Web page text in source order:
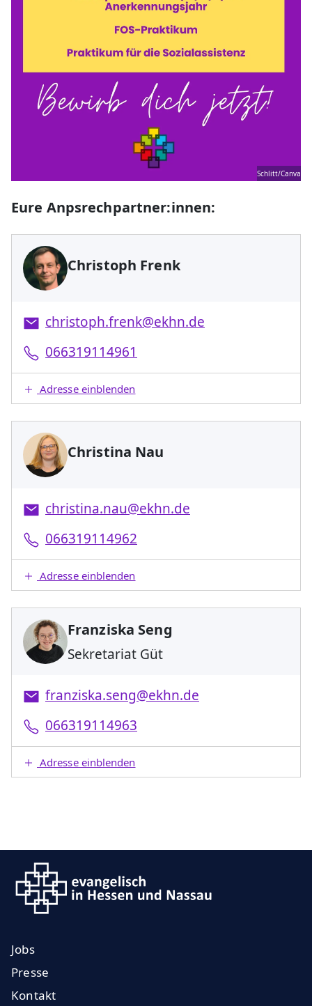
Schlitt/Canva
Eure Anpsrechpartner:innen:
Christoph Frenk
christoph.frenk@ekhn.de
066319114961
Adresse einblenden
Christina Nau
christina.nau@ekhn.de
066319114962
Adresse einblenden
Franziska Seng
Sekretariat Güt
franziska.seng@ekhn.de
066319114963
Adresse einblenden
Jobs
Presse
Kontakt